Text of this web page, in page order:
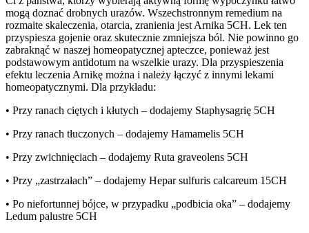
mogą doznać drobnych urazów. Wszechstronnym remedium na
rozmaite skaleczenia, otarcia, zranienia jest Arnika 5CH. Lek ten
przyspiesza gojenie oraz skutecznie zmniejsza ból. Nie powinno go
zabraknąć w naszej homeopatycznej apteczce, ponieważ jest
podstawowym antidotum na wszelkie urazy. Dla przyspieszenia
efektu leczenia Arnikę można i należy łączyć z innymi lekami
homeopatycznymi. Dla przykładu:
• Przy ranach ciętych i kłutych – dodajemy Staphysagrię 5CH
• Przy ranach tłuczonych – dodajemy Hamamelis 5CH
• Przy zwichnięciach – dodajemy Ruta graveolens 5CH
• Przy „zastrzałach” – dodajemy Hepar sulfuris calcareum 15CH
• Po niefortunnej bójce, w przypadku „podbicia oka” – dodajemy
Ledum palustre 5CH